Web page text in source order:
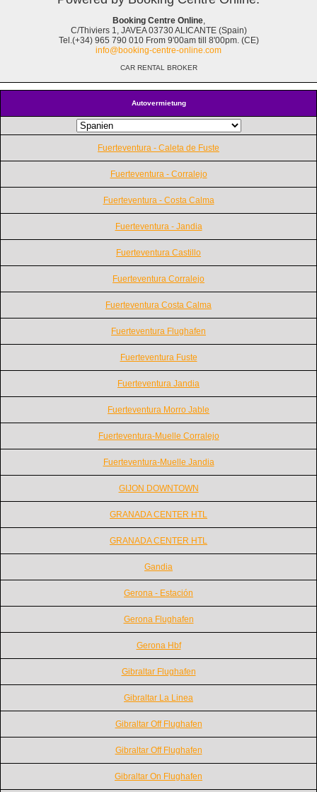
Autovermietung
Fuerteventura - Caleta de Fuste
Fuerteventura - Corralejo
Fuerteventura - Costa Calma
Fuerteventura - Jandia
Fuerteventura Castillo
Fuerteventura Corralejo
Fuerteventura Costa Calma
Fuerteventura Flughafen
Fuerteventura Fuste
Fuerteventura Jandia
Fuerteventura Morro Jable
Fuerteventura-Muelle Corralejo
Fuerteventura-Muelle Jandia
GIJON DOWNTOWN
GRANADA CENTER HTL
GRANADA CENTER HTL
Gandia
Gerona - Estación
Gerona Flughafen
Gerona Hbf
Gibraltar Flughafen
Gibraltar La Linea
Gibraltar Off Flughafen
Gibraltar Off Flughafen
Gibraltar On Flughafen
Booking Centre Online,
C/Thiviers 1, JAVEA 03730 ALICANTE (Spain)
Tel.(+34) 965 790 010 From 9'00am till 8'00pm. (CE)
info@booking-centre-online.com
CAR RENTAL BROKER